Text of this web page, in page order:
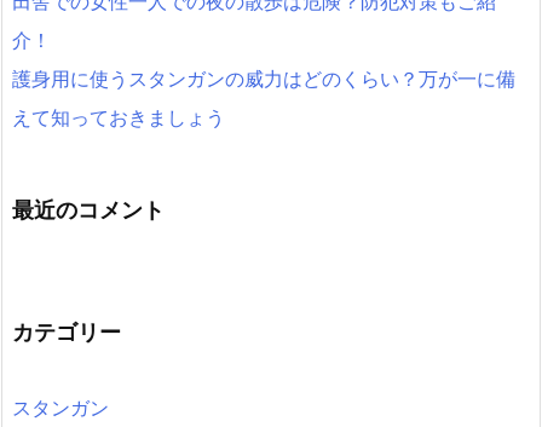
介！
護身用に使うスタンガンの威力はどのくらい？万が一に備
えて知っておきましょう
最近のコメント
カテゴリー
スタンガン